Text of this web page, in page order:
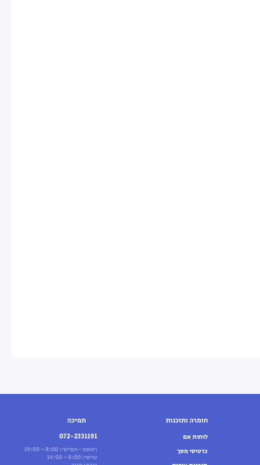
חומרה ותוכנות
לוחות אם
כרטיסי מסך
תמיכה
072-2331191
ראשון - חמישי: 8:00 – 19:00
שישי: 8:00 – 14:00